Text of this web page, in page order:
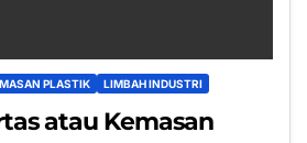
PLASTIK LIMBAH INDUSTRI
atau Kemasan